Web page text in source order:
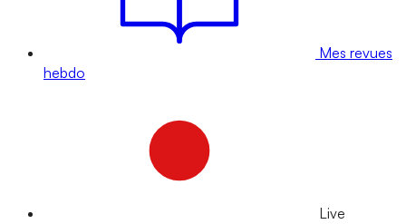
Mes revues
hebdo
Live